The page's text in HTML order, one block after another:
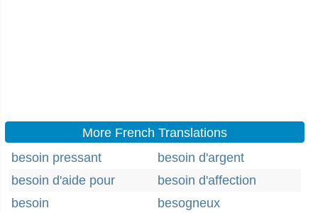
More French Translations
besoin pressant
besoin d'argent
besoin d'aide pour
besoin d'affection
besoin
besogneux